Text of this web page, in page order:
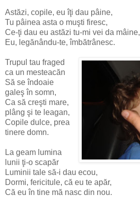
Astăzi, copile, eu îţi dau pâine,
Tu pâinea asta o muşti firesc,
Ce-ţi dau eu astăzi tu-mi vei da mâine,
Eu, legănându-te, îmbătrânesc.
Trupul tau fraged
ca un mesteacăn
Să se îndoaie
galeş în somn,
Ca să creşti mare,
plâng şi te leagan,
Copile dulce, prea
tinere domn.
La geam lumina
lunii ţi-o scapăr
Luminii tale să-i dau ecou,
Dormi, fericitule, că eu te apăr,
Că eu în tine mă nasc din nou.